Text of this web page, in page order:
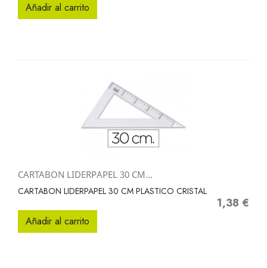
Añadir al carrito
CARTABON LIDERPAPEL 30 CM...
CARTABON LIDERPAPEL 30 CM PLASTICO CRISTAL
Precio
1,38 €
Añadir al carrito